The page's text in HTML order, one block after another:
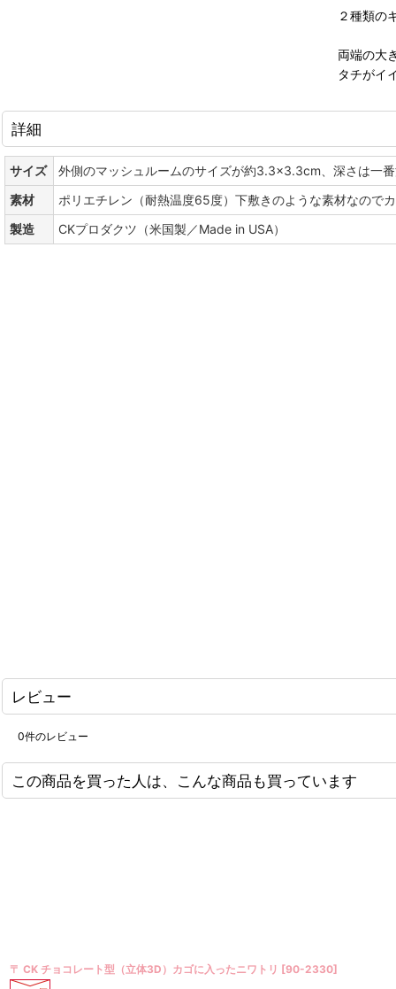
２種類の
両端の大
タチがイ
詳細
サイズ
外側のマッシュルームのサイズが約3.3×3.3cm、深さは一
素材
ポリエチレン（耐熱温度65度）下敷きのような素材なので
製造
CKプロダクツ（米国製／Made in USA）
レビュー
0件のレビュー
この商品を買った人は、こんな商品も買っています
〒 CK チョコレート型／ドミノ [90-13410 ]